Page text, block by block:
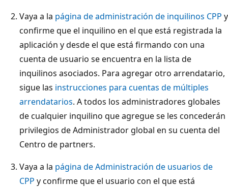
Vaya a la página de administración de inquilinos CPP y
confirme que el inquilino en el que está registrada la
aplicación y desde el que está firmando con una
cuenta de usuario se encuentra en la lista de
inquilinos asociados. Para agregar otro arrendatario,
sigue las instrucciones para cuentas de múltiples
arrendatarios. A todos los administradores globales
de cualquier inquilino que agregue se les concederán
privilegios de Administrador global en su cuenta del
Centro de partners.
Vaya a la página de Administración de usuarios de
CPP y confirme que el usuario con el que está